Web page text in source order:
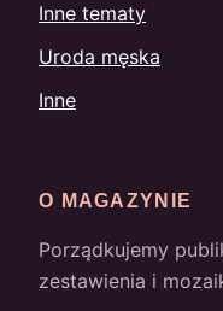
Inne tematy
Uroda męska
Inne
O MAGAZYNIE
Porządkujemy
zestawienia i